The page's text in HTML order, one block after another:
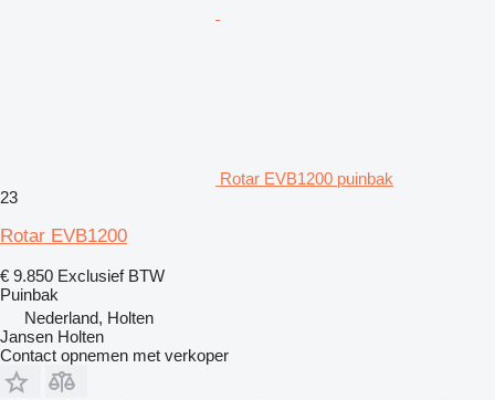
Rotar EVB1200 puinbak
23
Rotar EVB1200
€ 9.850 Exclusief BTW
Puinbak
Nederland, Holten
Jansen Holten
Contact opnemen met verkoper